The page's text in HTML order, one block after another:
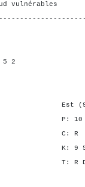
vulnérables
3
5 2
7
Est
6 3
2 K:
D V